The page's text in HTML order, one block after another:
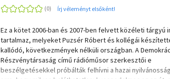
Írj véleményt elsőként!
Ez a kötet 2006-ban és 2007-ben felvett közéleti tárgyú
tartalmaz, melyeket Puzsér Róbert és kollégái
kallódó, következmények nélküli országban. A
Részvénytársaság című rádióműsor szerkesztői e
beszélgetésekkel próbálták felhívni a hazai